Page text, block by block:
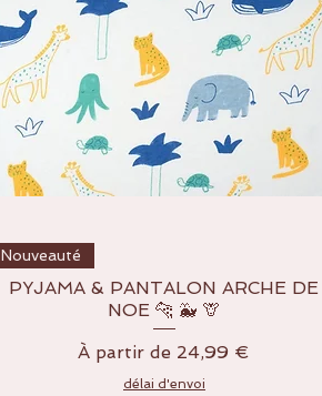
Nouveauté
PYJAMA & PANTALON ARCHE DE
NOE 🐆 🐳 🦒
À partir de 24,99 €
Prix promotionnel
délai d'envoi